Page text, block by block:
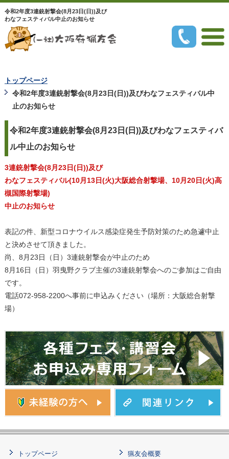
令和2年度3連銃射撃会(8月23日(日))及び
わなフェスティバル中止のお知らせ
トップページ
令和2年度3連銃射撃会(8月23日(日))及びわなフェスティバル中
止のお知らせ
令和2年度3連銃射撃会(8月23日(日))及びわなフェスティバ
ル中止のお知らせ
3連銃射撃会(8月23日(日))及び
わなフェスティバル(10月13日(火)大阪総合射撃場、10月20日(火)高
槻国際射撃場)
中止のお知らせ
表記の件、新型コロナウイルス感染症発生予防対策のため急遽中止
と決めさせて頂きました。
尚、8月23日（日）3連銃射撃会が中止のため
8月16日（日）羽曳野クラブ主催の3連銃射撃会へのご参加はご自由
です。
電話072-958-2200へ事前に申込みください（場所：大阪総合射撃
場）
トップページ 猟友会概要